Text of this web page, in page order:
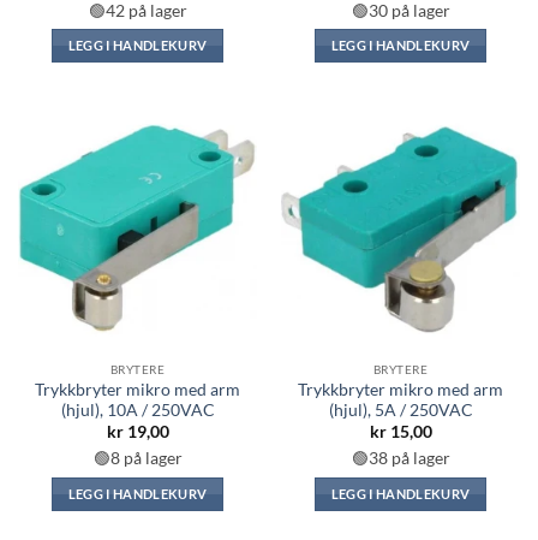
🟢42 på lager
LEGG I HANDLEKURV
🟢30 på lager
LEGG I HANDLEKURV
BRYTERE
Trykkbryter mikro med arm
(hjul), 10A / 250VAC
kr19,00
🟢8 på lager
LEGG I HANDLEKURV
BRYTERE
Trykkbryter mikro med arm
(hjul), 5A / 250VAC
kr15,00
🟢38 på lager
LEGG I HANDLEKURV